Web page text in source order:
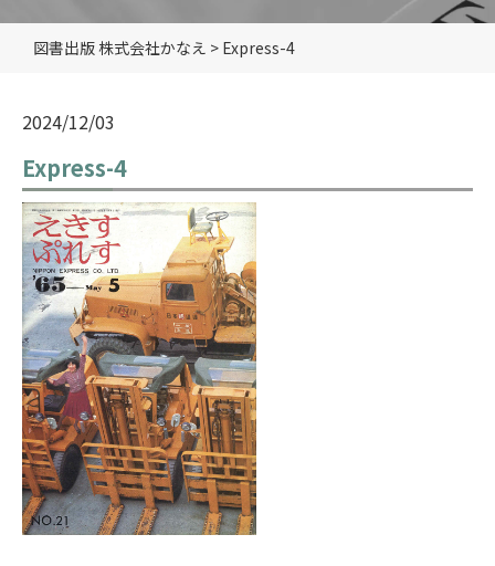
図書出版 株式会社かなえ > Express-4
2024/12/03
Express-4